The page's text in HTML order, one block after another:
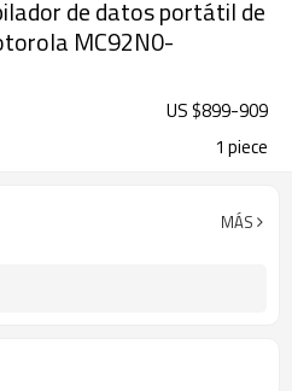
de datos portátil de
MC92N0-
US $899-909
1 piece
MÁS